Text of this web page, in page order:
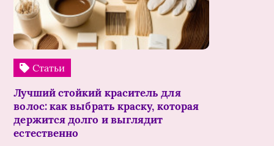
Статьи
Лучший стойкий краситель для
волос: как выбрать краску, которая
держится долго и выглядит
естественно